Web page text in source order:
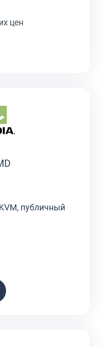
цен
публичный